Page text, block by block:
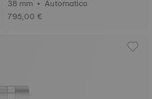
38 mm • Automatico
795,00 €